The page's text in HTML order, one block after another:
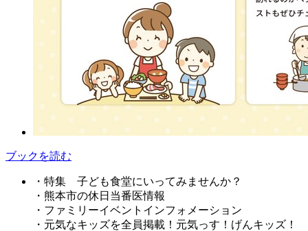
ブックを読む
・特集 子ども食堂にいってみませんか？
・熊本市の休日当番医情報
・ファミリーイベントインフォメーション
・元気なキッズを全員掲載！元気っす！げんキッズ！